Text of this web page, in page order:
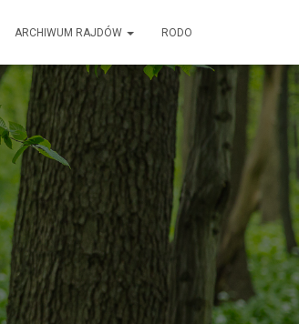
ARCHIWUM RAJDÓW RODO